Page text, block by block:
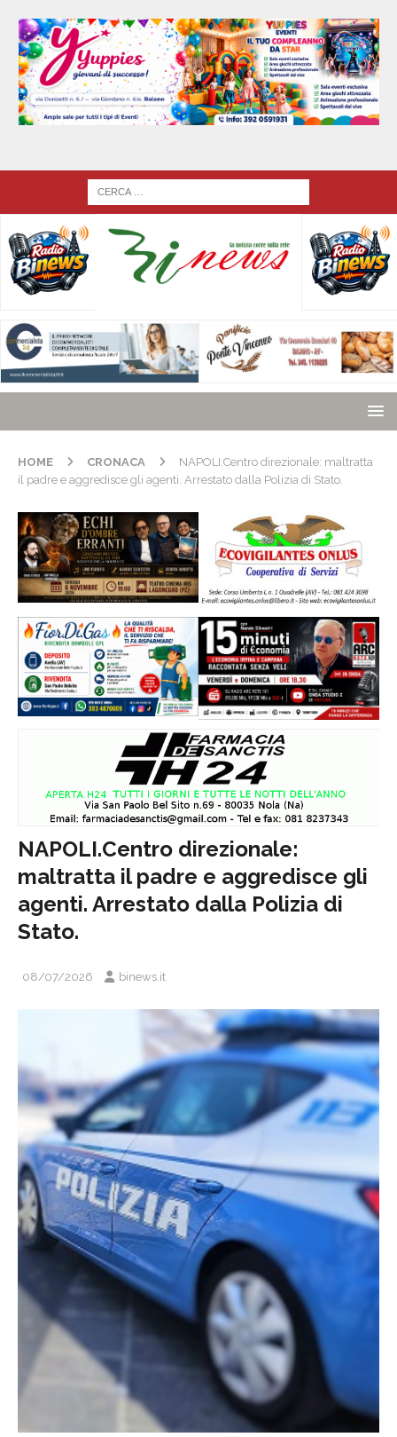
HOME CRONACA
NAPOLI.Centro direzionale: maltratta
il padre e aggredisce gli agenti. Arrestato dalla Polizia di Stato.
NAPOLI.Centro direzionale:
maltratta il padre e aggredisce gli
agenti. Arrestato dalla Polizia di
Stato.
08/07/2026 binews.it